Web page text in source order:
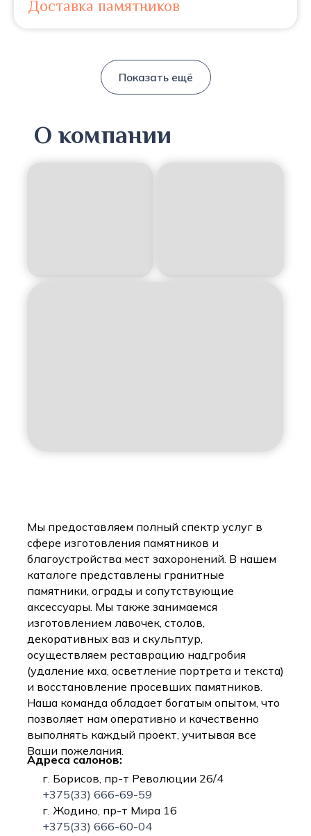
Доставка памятников
Показать ещё
Мы предоставляем полный спектр услуг в
сфере изготовления памятников и
благоустройства мест захоронений. В нашем
каталоге представлены гранитные
памятники, ограды и сопутствующие
аксессуары. Мы также занимаемся
изготовлением лавочек, столов,
декоративных ваз и скульптур,
осуществляем реставрацию надгробия
(удаление мха, осветление портрета и текста)
и восстановление просевших памятников.
Наша команда обладает богатым опытом, что
позволяет нам оперативно и качественно
выполнять каждый проект, учитывая все
Ваши пожелания.
Адреса салонов:
г. Борисов, пр-т Революции 26/4
+375(33) 666-69-59
г. Жодино, пр-т Мира 16
+375(33) 666-60-04
О компании